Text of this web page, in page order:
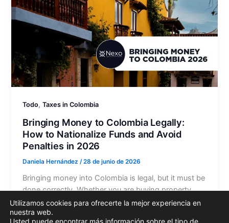
Todo,Taxes in Colombia
Bringing Money to Colombia Legally:
How to Nationalize Funds and Avoid
Penalties in 2026
Daniela Hernández/28 de junio de 2026
Bringing money into Colombia is legal, but it must be
done correctly. Whether you are buying property,
investing in a company, funding a business,
receiving…
Utilizamos cookies para ofrecerte la mejor experiencia en
nuestra web.
Usted puede encontrar más información sobre el tipo de